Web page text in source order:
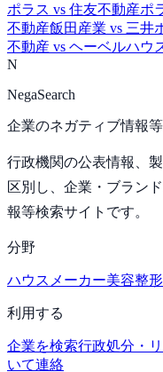
ポラス vs 住友不動産ポ
不動産飯田産業 vs 三井
不動産 vs ヘーベルハウ
N
NegaSearch
企業のネガティブ情報
行政機関の公表情報、
区別し、企業・ブラン
報等検索サイトです。
分野
ハウスメーカー美容整
利用する
企業を検索行政処分・
いて連絡